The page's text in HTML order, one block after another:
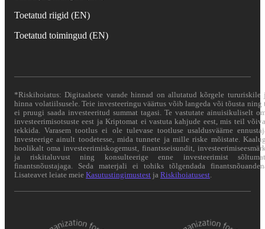
Toetatud riigid (EN)
Toetatud toimingud (EN)
*Riskihoiatus: Digitaalsete varade hinnad on allutatud kõrgele tururiskile
hinna volatiilsusele. Teie investeeringu väärtus võib langeda või tõusta ning
ei pruugi saada investeeritud summat tagasi. Te vastutate ainuisikuliselt
investeerimisotsuste eest ja Kriptomat ei vastuta kahjude eest, mis teil
tekkida. Varasem tootlus ei ole tulevase tootluse usaldusväärne
Investeerige ainult toodetesse, mida tunnete ja mille riske mõistate.
hoolikalt oma investeerimiskogemust, finantsseisundit,
ja riskitaluvust ning konsulteerige enne investeerimist
finantsnõustajaga. Seda materjali ei tohiks tõlgendada
Lisateavet leiate meie Kasutustingimustest ja Riskihoiatusest